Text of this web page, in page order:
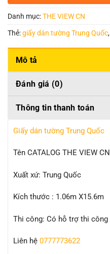
Danh mục:THE VIEW CN
Thẻ:giấy dán tường Trung Quốc,
Mô tả
Đánh giá (0)
Thông tin thanh toán
Giấy dán tường Trung Quốc
Tên CATALOG THE VIEW CN
Xuất xứ: Trung Quốc
Kích thước : 1.06m X15.6m
Thi công: Có hỗ trợ thi công
Liên hệ 0777773622